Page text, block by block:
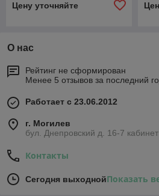
Цену уточняйте
О нас
Рейтинг не сформирован
Менее 5 отзывов за последний
Работает с 23.06.2012
г. Могилев
бул. Днепровский д. 16-7
Контакты
Сегодня выходнойПоказать